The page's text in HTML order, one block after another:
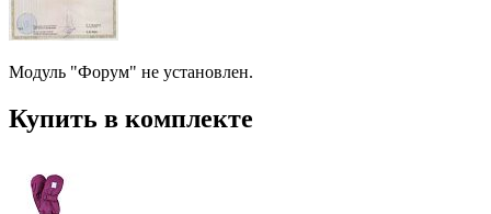
Модуль "Форум" не установлен.
Купить в комплекте